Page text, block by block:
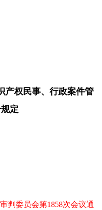
产权民事、行政案件管
定
判委员会第1858次会议通